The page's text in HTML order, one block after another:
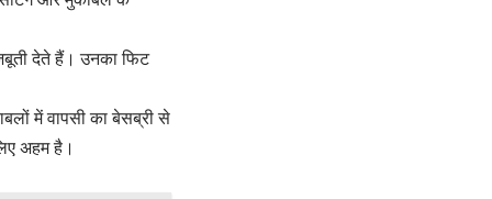
देते हैं। उनका फिट
में वापसी का बेसब्री से
अहम है।